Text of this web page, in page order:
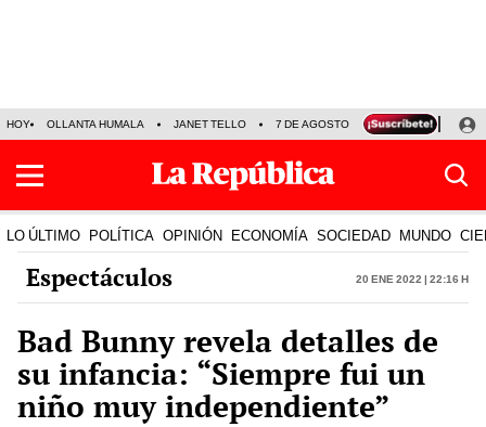
HOY OLLANTA HUMALA JANET TELLO 7 DE AGOSTO TINKA RESULTADOS
LO ÚLTIMO POLÍTICA OPINIÓN ECONOMÍA SOCIEDAD MUNDO
Espectáculos 20 Ene 2022 | 22:16 h
Bad Bunny revela detalles de
su infancia: “Siempre fui un
niño muy independiente”